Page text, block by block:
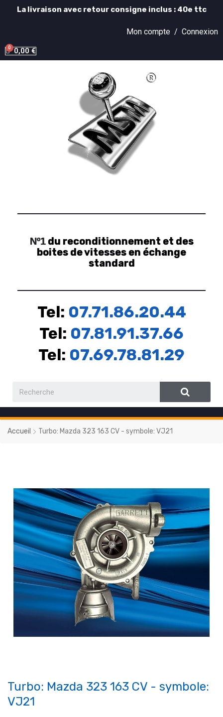
La livraison avec retour consigne inclus : 40e ttc
Mon compte / Connexion
0,00 €
Nº1du reconditionnement et des
boites de vitesses en échange
standard
Tel: 07.71.86.20.44
Tel: 07.81.91.37.66
Tel: 07.69.78.81.29
Accueil Turbo: Mazda 323 163 CV - symbole: VJ21
Turbo: Mazda 323 163 CV - symbole:
VJ21